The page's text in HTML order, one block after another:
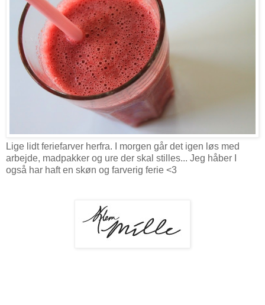
Lige lidt feriefarver herfra. I morgen går det igen løs med
arbejde, madpakker og ure der skal stilles... Jeg håber I
også har haft en skøn og farverig ferie <3